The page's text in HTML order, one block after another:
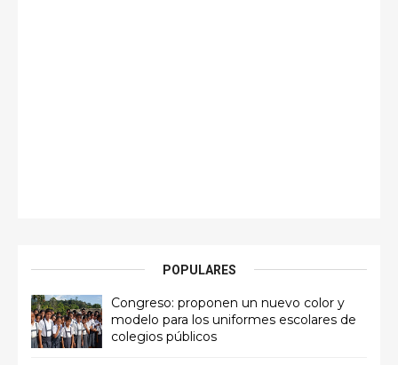
POPULARES
Congreso: proponen un nuevo color y
modelo para los uniformes escolares de
colegios públicos